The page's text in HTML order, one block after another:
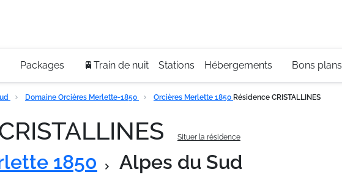
Packages 🚆Train de nuit Stations Hébergements Bons plans
Domaine Orcières Merlette-1850 Orcières Merlette 1850 Résidence CRISTALLINES
Situer la résidence
1850 Alpes du Sud